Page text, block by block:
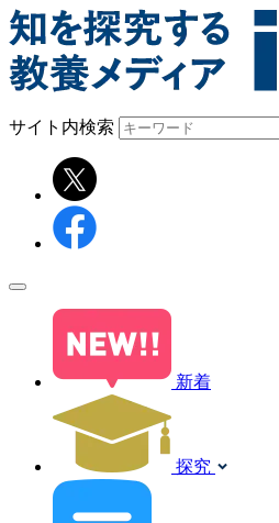
サイト内検索
新着
探究